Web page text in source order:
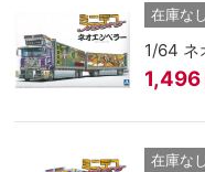
在庫なし
1/64 ネ
1,496
在庫なし